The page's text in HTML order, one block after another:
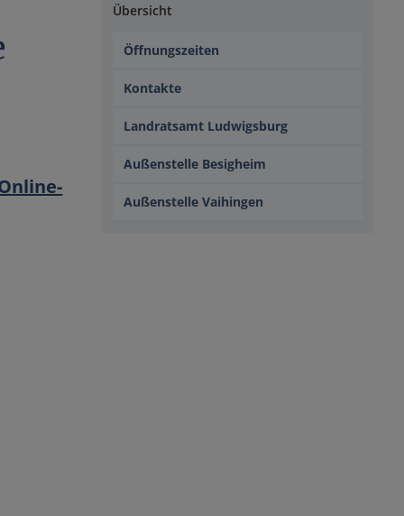
Übersicht
Öffnungszeiten
Kontakte
Landratsamt Ludwigsburg
Außenstelle Besigheim
Außenstelle Vaihingen